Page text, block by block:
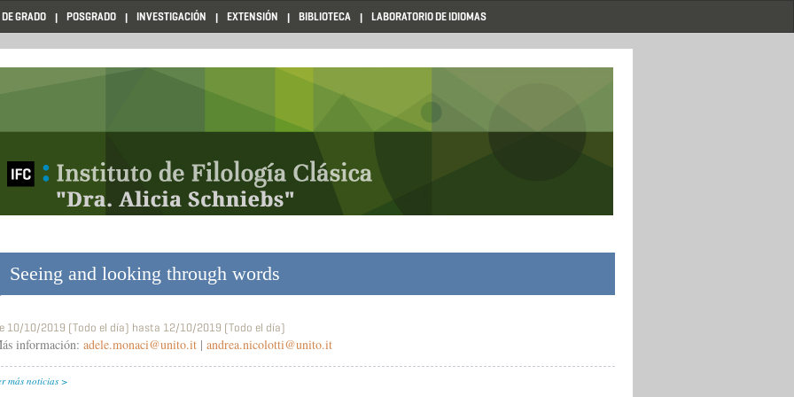
GRADO POSGRADO INVESTIGACIÓN EXTENSIÓN BIBLIOTECA LABORATORIO DE IDIOMAS
Seeing and looking through words
10/10/2019 (Todo el día) hasta 12/10/2019 (Todo el día)
información: adele.monaci@unito.it | andrea.nicolotti@unito.it
más noticias